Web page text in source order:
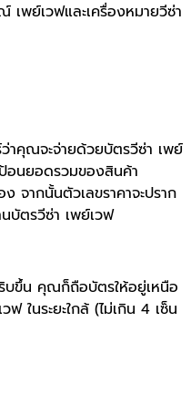
พย์เวฟและเครื่องหมายวีซ่า
าคุณจะจ่ายด้วยบัตรวีซ่า เพย์
อนยอดรวมของสินค้า
จากนั้นตัวเลขราคาจะปราก
บัตรวีซ่า เพย์เวฟ
บขึ้น คุณก็ถือบัตรให้อยู่เหนือ
ในระยะใกล้ (ไม่เกิน 4 เซ็น